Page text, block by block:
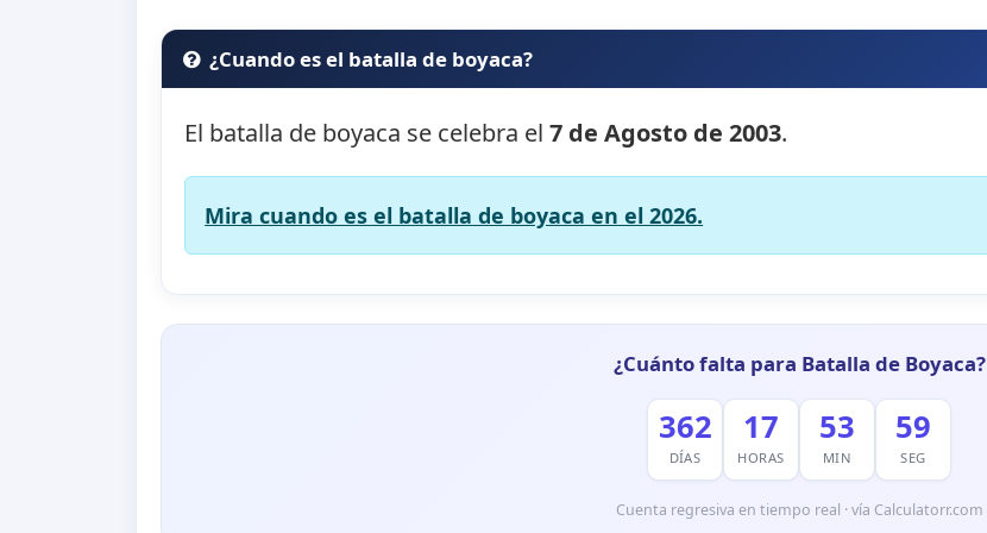
¿Cuando es el batalla de boyaca?
El batalla de boyaca se celebra el7 de Agosto de 2003.
Mira cuando es el batalla de boyaca en el 2026.
¿Cuánto falta para Batalla de Boyaca?
362
DÍAS
17
HORAS
53
MIN
58
SEG
Cuenta regresiva en tiempo real · vía Calculatorr.com